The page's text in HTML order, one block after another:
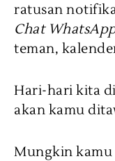
ratusan
Chat
teman,
Hari-hari kita
akan kamu
Mungkin kamu